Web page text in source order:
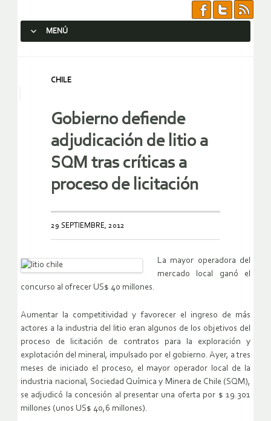
MENÚ
CHILE
Gobierno defiende
adjudicación de litio a
SQM tras críticas a
proceso de licitación
29 SEPTIEMBRE, 2012
La mayor operadora del
mercado local ganó el
concurso al ofrecer US$ 40 millones.
Aumentar la competitividad y favorecer el ingreso de más
actores a la industria del litio eran algunos de los objetivos del
proceso de licitación de contratos para la exploración y
explotación del mineral, impulsado por el gobierno. Ayer, a tres
meses de iniciado el proceso, el mayor operador local de la
industria nacional, Sociedad Química y Minera de Chile (SQM),
se adjudicó la concesión al presentar una oferta por $ 19.301
millones (unos US$ 40,6 millones).